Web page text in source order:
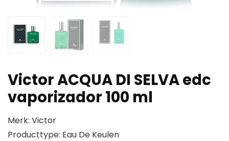
Victor ACQUA DI SELVA edc
vaporizador 100 ml
Merk: Victor
Producttype: Eau De Keulen